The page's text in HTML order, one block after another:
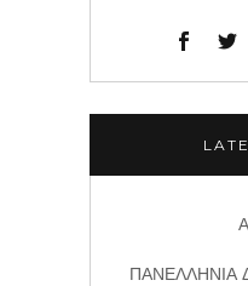
ΠΑΝΕΛΛΗΝΙΑ